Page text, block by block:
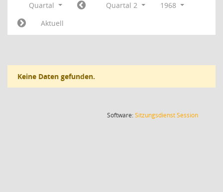
Quartal Quartal 2
1968
Aktuell
Keine Daten gefunden.
Software:SitzungsdienstSession(Wird in